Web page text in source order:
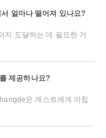
얼마나 떨어져 있나요?
도달하는 데 필요한 거
제공하나요?
은 게스트에게 아침